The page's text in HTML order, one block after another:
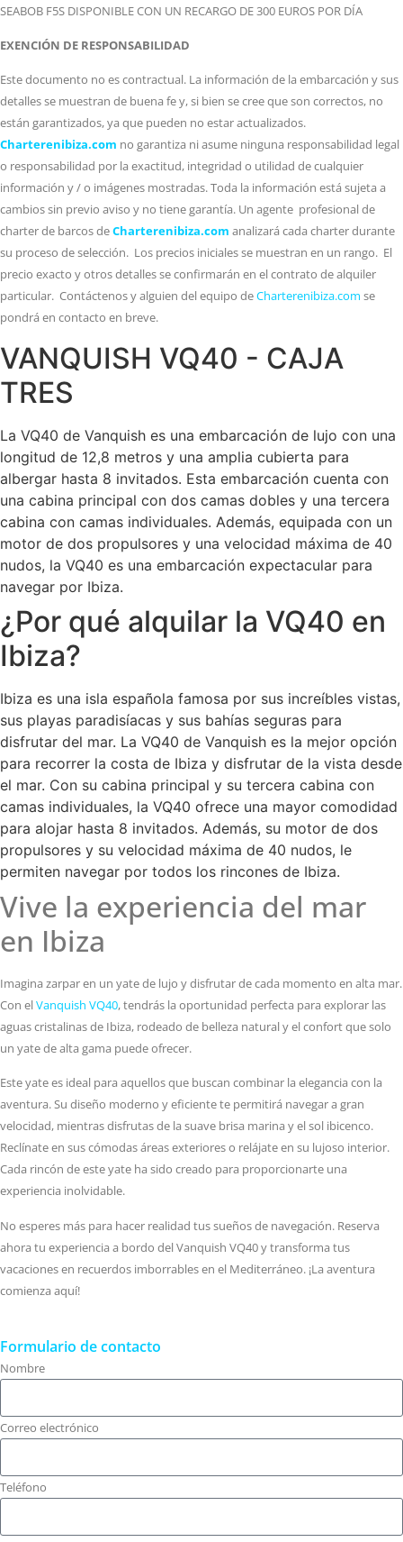
SEABOB F5S DISPONIBLE CON UN RECARGO DE 300 EUROS POR DÍA
EXENCIÓN DE RESPONSABILIDAD
Este documento no es contractual. La información de la embarcación y sus
detalles se muestran de buena fe y, si bien se cree que son correctos, no
están garantizados, ya que pueden no estar actualizados.
Charterenibiza.com no garantiza ni asume ninguna responsabilidad legal
o responsabilidad por la exactitud, integridad o utilidad de cualquier
información y / o imágenes mostradas. Toda la información está sujeta a
cambios sin previo aviso y no tiene garantía. Un agente profesional de
charter de barcos deCharterenibiza.com analizará cada charter durante
su proceso de selección. Los precios iniciales se muestran en un rango. El
precio exacto y otros detalles se confirmarán en el contrato de alquiler
particular. Contáctenos y alguien del equipo deCharterenibiza.com se
pondrá en contacto en breve.
VANQUISH VQ40 - CAJA
TRES
La VQ40 de Vanquish es una embarcación de lujo con una
longitud de 12,8 metros y una amplia cubierta para
albergar hasta 8 invitados. Esta embarcación cuenta con
una cabina principal con dos camas dobles y una tercera
cabina con camas individuales. Además, equipada con un
motor de dos propulsores y una velocidad máxima de 40
nudos, la VQ40 es una embarcación expectacular para
navegar por Ibiza.
¿Por qué alquilar la VQ40 en
Ibiza?
Ibiza es una isla española famosa por sus increíbles vistas,
sus playas paradisíacas y sus bahías seguras para
disfrutar del mar. La VQ40 de Vanquish es la mejor opción
para recorrer la costa de Ibiza y disfrutar de la vista desde
el mar. Con su cabina principal y su tercera cabina con
camas individuales, la VQ40 ofrece una mayor comodidad
para alojar hasta 8 invitados. Además, su motor de dos
propulsores y su velocidad máxima de 40 nudos, le
permiten navegar por todos los rincones de Ibiza.
Vive la experiencia del mar
en Ibiza
Imagina zarpar en un yate de lujo y disfrutar de cada momento en alta mar.
Con elVanquish VQ40, tendrás la oportunidad perfecta para explorar las
aguas cristalinas de Ibiza, rodeado de belleza natural y el confort que solo
un yate de alta gama puede ofrecer.
Este yate es ideal para aquellos que buscan combinar la elegancia con la
aventura. Su diseño moderno y eficiente te permitirá navegar a gran
velocidad, mientras disfrutas de la suave brisa marina y el sol ibicenco.
Reclínate en sus cómodas áreas exteriores o relájate en su lujoso interior.
Cada rincón de este yate ha sido creado para proporcionarte una
experiencia inolvidable.
No esperes más para hacer realidad tus sueños de navegación. Reserva
ahora tu experiencia a bordo del Vanquish VQ40 y transforma tus
vacaciones en recuerdos imborrables en el Mediterráneo. ¡La aventura
comienza aquí!
Formulario de contacto
Nombre
Correo electrónico
Teléfono